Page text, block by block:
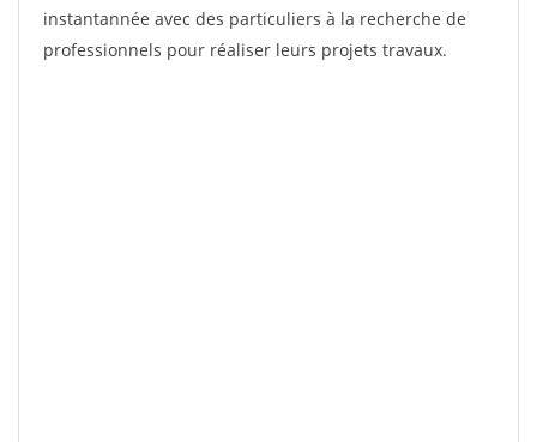
instantannée avec des particuliers à la recherche de
professionnels pour réaliser leurs projets travaux.